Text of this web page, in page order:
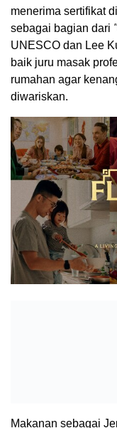
menerima sertifikat
sebagai bagian dari
UNESCO dan Lee
baik juru masak
rumahan agar
diwariskan.
Makanan sebagai